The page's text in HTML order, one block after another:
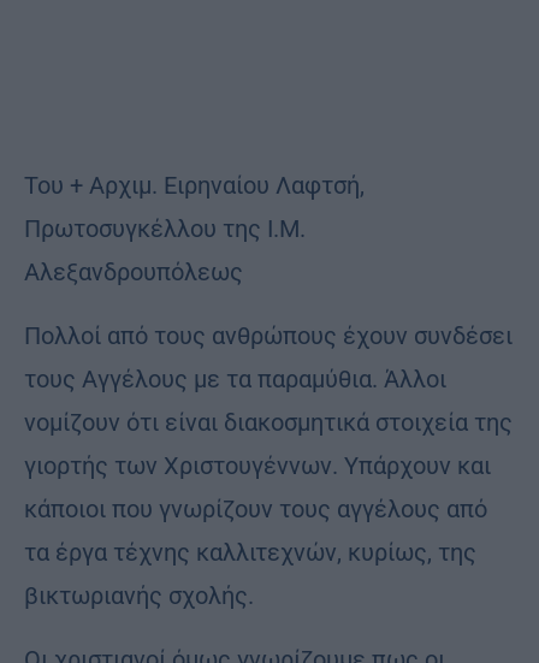
Του + Αρχιμ. Ειρηναίου Λαφτσή,
Πρωτοσυγκέλλου της Ι.Μ.
Αλεξανδρουπόλεως
Πολλοί από τους ανθρώπους έχουν συνδέσει
τους Αγγέλους με τα παραμύθια. Άλλοι
νομίζουν ότι είναι διακοσμητικά στοιχεία της
γιορτής των Χριστουγέννων. Υπάρχουν και
κάποιοι που γνωρίζουν τους αγγέλους από
τα έργα τέχνης καλλιτεχνών, κυρίως, της
βικτωριανής σχολής.